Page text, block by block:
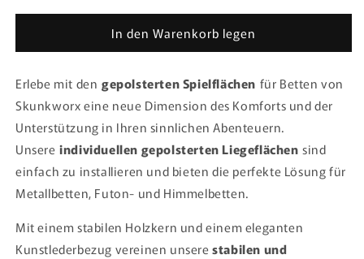
In den Warenkorb legen
Erlebe mit den gepolsterten Spielflächen für Betten von
Skunkworx eine neue Dimension des Komforts und der
Unterstützung in Ihren sinnlichen Abenteuern.
Unsereindividuellen gepolsterten Liegeflächen sind
einfach zu installieren und bieten die perfekte Lösung für
Metallbetten, Futon- und Himmelbetten.
Mit einem stabilen Holzkern und einem eleganten
Kunstlederbezug vereinen unserestabilen und